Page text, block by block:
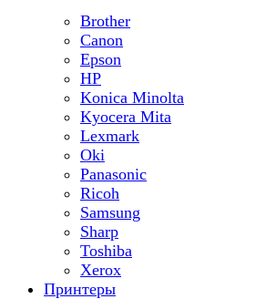
Brother
Canon
Epson
HP
Konica Minolta
Kyocera Mita
Lexmark
Oki
Panasonic
Ricoh
Samsung
Sharp
Toshiba
Xerox
Принтеры